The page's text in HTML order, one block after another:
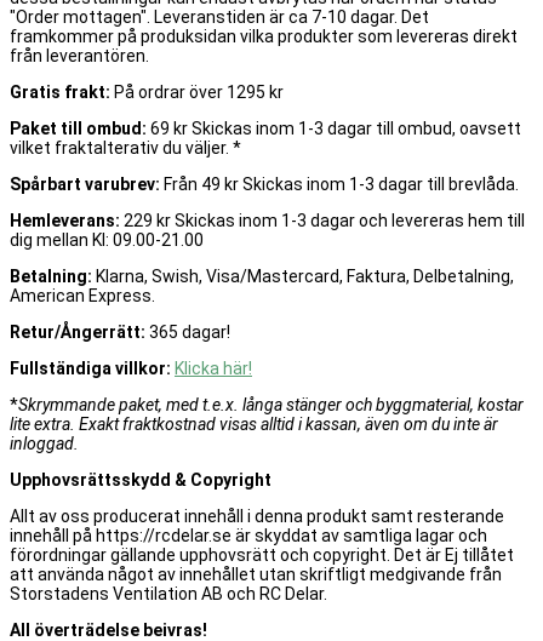
"Order mottagen". Leveranstiden är ca 7-10 dagar. Det
framkommer på produksidan vilka produkter som levereras direkt
från leverantören.
Gratis frakt: På ordrar över 1295 kr
Paket till ombud: 69 kr Skickas inom 1-3 dagar till ombud, oavsett
vilket fraktalterativ du väljer. *
Spårbart varubrev: Från 49 kr Skickas inom 1-3 dagar till brevlåda.
Hemleverans: 229 kr Skickas inom 1-3 dagar och levereras hem till
dig mellan Kl: 09.00-21.00
Betalning: Klarna, Swish, Visa/Mastercard, Faktura, Delbetalning,
American Express.
Retur/Ångerrätt: 365 dagar!
Fullständiga villkor: Klicka här!
*Skrymmande paket, med t.e.x. långa stänger och byggmaterial, kostar
lite extra. Exakt fraktkostnad visas alltid i kassan, även om du inte är
inloggad.
Upphovsrättsskydd & Copyright
Allt av oss producerat innehåll i denna produkt samt resterande
innehåll på https://rcdelar.se är skyddat av samtliga lagar och
förordningar gällande upphovsrätt och copyright. Det är Ej tillåtet
att använda något av innehållet utan skriftligt medgivande från
Storstadens Ventilation AB och RC Delar.
All överträdelse beivras!